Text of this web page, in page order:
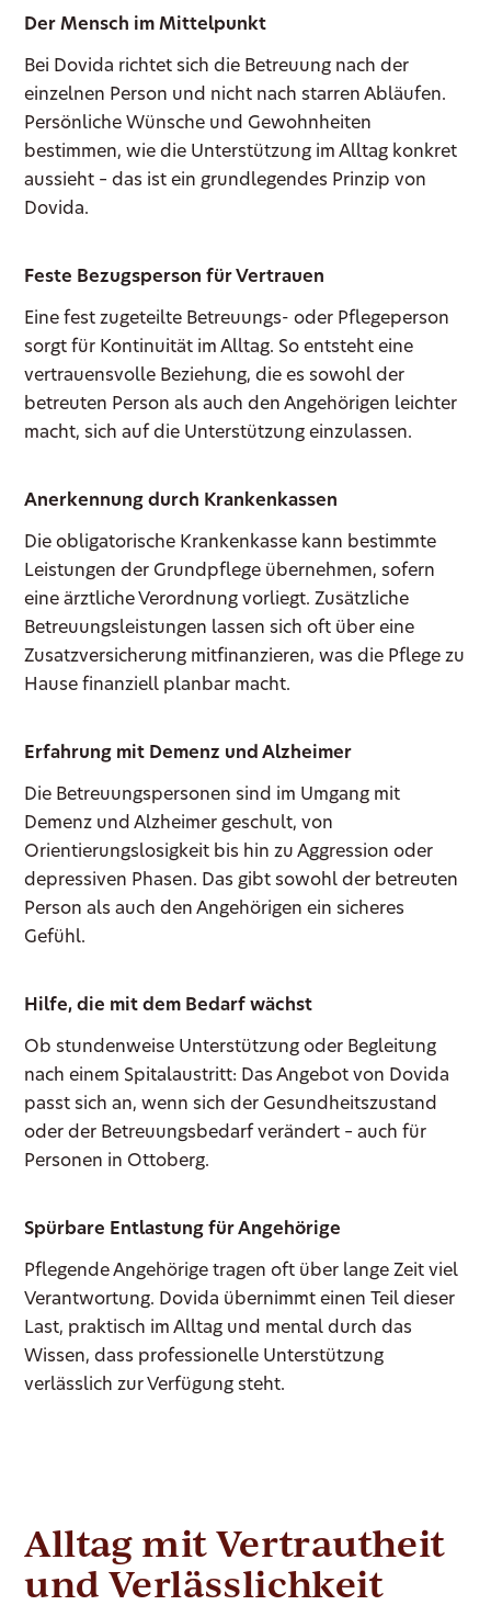
Der Mensch im Mittelpunkt
Bei Dovida richtet sich die Betreuung nach der
einzelnen Person und nicht nach starren Abläufen.
Persönliche Wünsche und Gewohnheiten
bestimmen, wie die Unterstützung im Alltag konkret
aussieht – das ist ein grundlegendes Prinzip von
Dovida.
Feste Bezugsperson für Vertrauen
Eine fest zugeteilte Betreuungs- oder Pflegeperson
sorgt für Kontinuität im Alltag. So entsteht eine
vertrauensvolle Beziehung, die es sowohl der
betreuten Person als auch den Angehörigen leichter
macht, sich auf die Unterstützung einzulassen.
Anerkennung durch Krankenkassen
Die obligatorische Krankenkasse kann bestimmte
Leistungen der Grundpflege übernehmen, sofern
eine ärztliche Verordnung vorliegt. Zusätzliche
Betreuungsleistungen lassen sich oft über eine
Zusatzversicherung mitfinanzieren, was die Pflege zu
Hause finanziell planbar macht.
Erfahrung mit Demenz und Alzheimer
Die Betreuungspersonen sind im Umgang mit
Demenz und Alzheimer geschult, von
Orientierungslosigkeit bis hin zu Aggression oder
depressiven Phasen. Das gibt sowohl der betreuten
Person als auch den Angehörigen ein sicheres
Gefühl.
Hilfe, die mit dem Bedarf wächst
Ob stundenweise Unterstützung oder Begleitung
nach einem Spitalaustritt: Das Angebot von Dovida
passt sich an, wenn sich der Gesundheitszustand
oder der Betreuungsbedarf verändert – auch für
Personen in Ottoberg.
Spürbare Entlastung für Angehörige
Pflegende Angehörige tragen oft über lange Zeit viel
Verantwortung. Dovida übernimmt einen Teil dieser
Last, praktisch im Alltag und mental durch das
Wissen, dass professionelle Unterstützung
verlässlich zur Verfügung steht.
Alltag mit Vertrautheit
und Verlässlichkeit